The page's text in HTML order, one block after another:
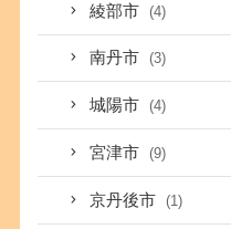
綾部市 (4)
南丹市 (3)
城陽市 (4)
宮津市 (9)
京丹後市 (1)